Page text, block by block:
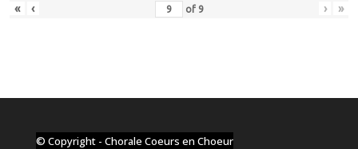
« ‹ of 9 › »
© Copyright - Chorale Coeurs en Choeur